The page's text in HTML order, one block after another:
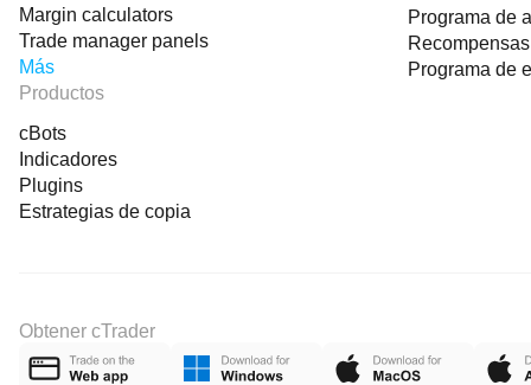
Margin calculators
Trade manager panels
Más
Productos
cBots
Indicadores
Plugins
Estrategias de copia
Programa de
Recompensas
Programa de
Obtener cTrader